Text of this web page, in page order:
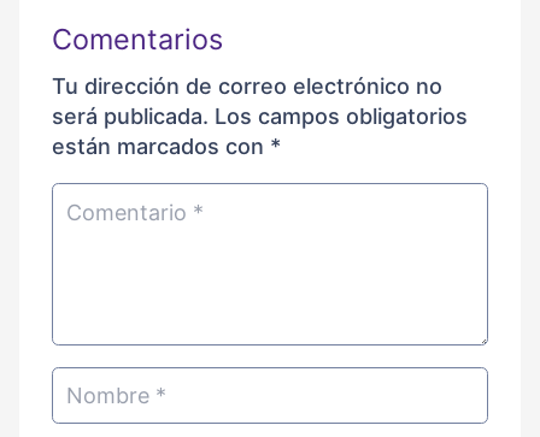
Comentarios
Tu dirección de correo electrónico no
será publicada. Los campos obligatorios
están marcados con *